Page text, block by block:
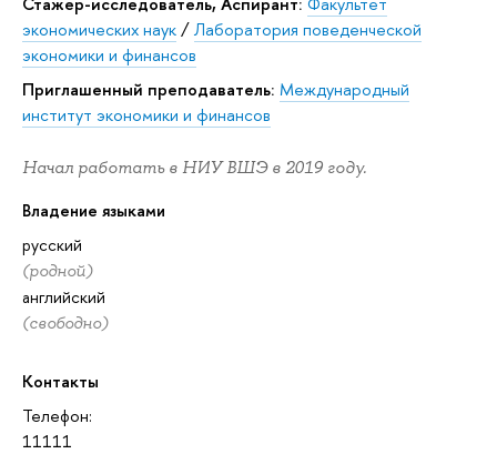
экономических наук/Лаборатория поведенческой
экономики и финансов
Приглашенный преподаватель: Международный
институт экономики и финансов
Начал работать в НИУ ВШЭ в 2019 году.
Владение языками
русский
(родной)
английский
(свободно)
Контакты
Телефон:
11111